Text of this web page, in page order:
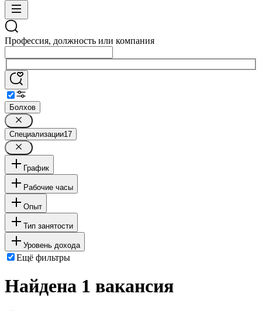
Профессия, должность или компания
Болхов
Специализации17
График
Рабочие часы
Опыт
Тип занятости
Уровень дохода
Ещё фильтры
Найдена 1 вакансия